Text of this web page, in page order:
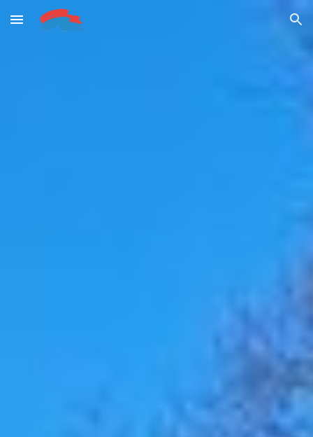
Skip to main content Skip to navigation